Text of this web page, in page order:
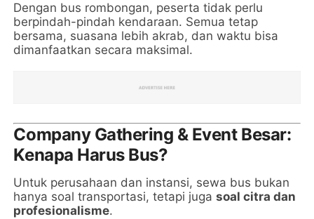
Dengan bus rombongan, peserta tidak perlu
berpindah-pindah kendaraan. Semua tetap
bersama, suasana lebih akrab, dan waktu bisa
dimanfaatkan secara maksimal.
Company Gathering & Event Besar:
Kenapa Harus Bus?
Untuk perusahaan dan instansi, sewa bus bukan
hanya soal transportasi, tetapi jugasoal citra dan
profesionalisme.